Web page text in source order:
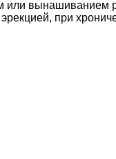
или вынашиванием
при